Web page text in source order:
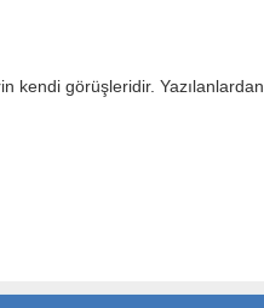
kendi görüşleridir. Yazılanlardan